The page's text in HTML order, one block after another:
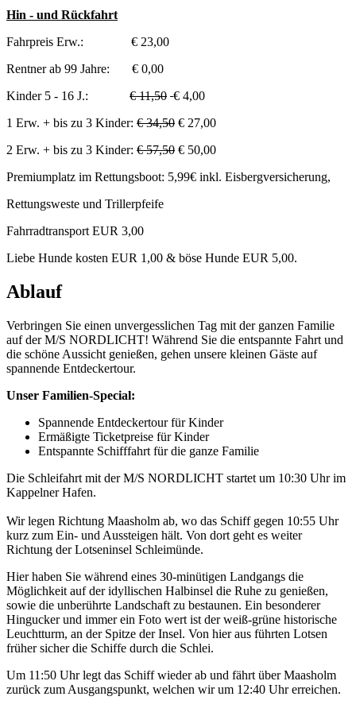
Hin - und Rückfahrt
Fahrpreis Erw.: € 23,00
Rentner ab 99 Jahre: € 0,00
Kinder 5 - 16 J.: € 11,50 € 4,00
1 Erw. + bis zu 3 Kinder: € 34,50 € 27,00
2 Erw. + bis zu 3 Kinder: € 57,50 € 50,00
Premiumplatz im Rettungsboot: 5,99€ inkl. Eisbergversicherung,
Rettungsweste und Trillerpfeife
Fahrradtransport EUR 3,00
Liebe Hunde kosten EUR 1,00 & böse Hunde EUR 5,00.
Ablauf
Verbringen Sie einen unvergesslichen Tag mit der ganzen Familie
auf der M/S NORDLICHT! Während Sie die entspannte Fahrt und
die schöne Aussicht genießen, gehen unsere kleinen Gäste auf
spannende Entdeckertour.
Unser Familien-Special:
Spannende Entdeckertour für Kinder
Ermäßigte Ticketpreise für Kinder
Entspannte Schifffahrt für die ganze Familie
Die Schleifahrt mit der M/S NORDLICHT startet um 10:30 Uhr im
Kappelner Hafen.
Wir legen Richtung Maasholm ab, wo das Schiff gegen 10:55 Uhr
kurz zum Ein- und Aussteigen hält. Von dort geht es weiter
Richtung der Lotseninsel Schleimünde.
Hier haben Sie während eines 30-minütigen Landgangs die
Möglichkeit auf der idyllischen Halbinsel die Ruhe zu genießen,
sowie die unberührte Landschaft zu bestaunen. Ein besonderer
Hingucker und immer ein Foto wert ist der weiß-grüne historische
Leuchtturm, an der Spitze der Insel. Von hier aus führten Lotsen
früher sicher die Schiffe durch die Schlei.
Um 11:50 Uhr legt das Schiff wieder ab und fährt über Maasholm
zurück zum Ausgangspunkt, welchen wir um 12:40 Uhr erreichen.